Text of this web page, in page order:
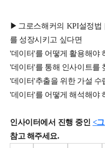
▶그로스해커의 KPI설정법
를 성장시키고 싶다면
'데이터'를 어떻게 활용해야
'데이터'를 통해 인사이트를
'데이터'추출을 위한 가설 수
'데이터'를 어떻게 해석해야
인사이터에서 진행 중인 <
참고 해주세요.